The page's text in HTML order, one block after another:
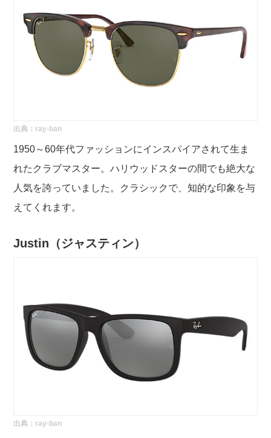
出典： ray-ban
1950～60年代ファッションにインスパイアされて生ま
れたクラブマスター。ハリウッドスターの間でも絶大な
人気を誇っていました。クラシックで、知的な印象を与
えてくれます。
Justin（ジャスティン）
出典： ray-ban